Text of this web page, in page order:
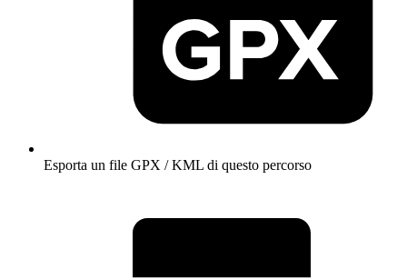
Esporta un file GPX / KML di questo percorso